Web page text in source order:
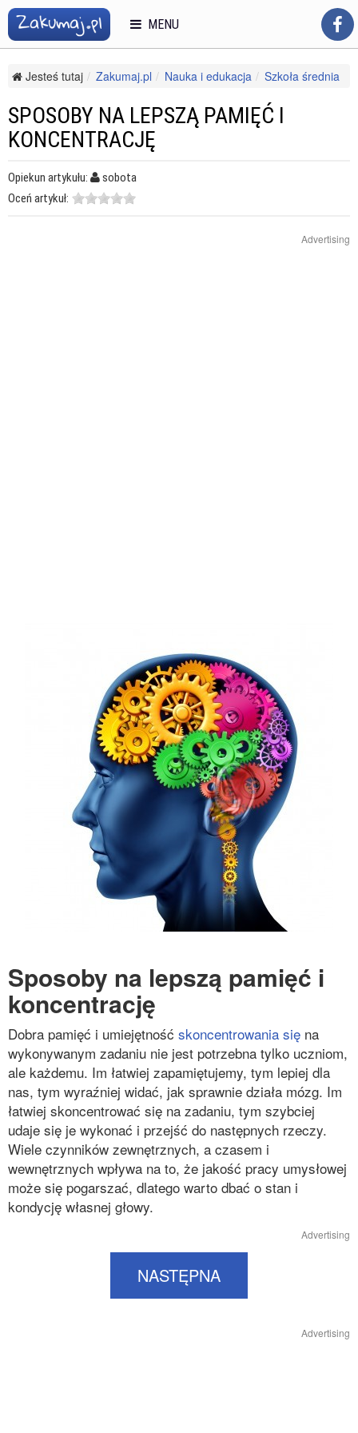
Jesteś tutaj Zakumaj.pl Nauka i edukacja
Szkoła średnia
SPOSOBY NA LEPSZĄ PAMIĘĆ I
KONCENTRACJĘ
Opiekun artykułu:
sobota
Oceń artykuł:
Advertising
Sposoby na lepszą pamięć i
koncentrację
Dobra pamięć i umiejętność skoncentrowania się na
wykonywanym zadaniu nie jest potrzebna tylko uczniom,
ale każdemu. Im łatwiej zapamiętujemy, tym lepiej dla
nas, tym wyraźniej widać, jak sprawnie działa mózg. Im
łatwiej skoncentrować się na zadaniu, tym szybciej
udaje się je wykonać i przejść do następnych rzeczy.
Wiele czynników zewnętrznych, a czasem i
wewnętrznych wpływa na to, że jakość pracy umysłowej
może się pogarszać, dlatego warto dbać o stan i
kondycję własnej głowy.
Advertising
NASTĘPNA
Advertising
MENU